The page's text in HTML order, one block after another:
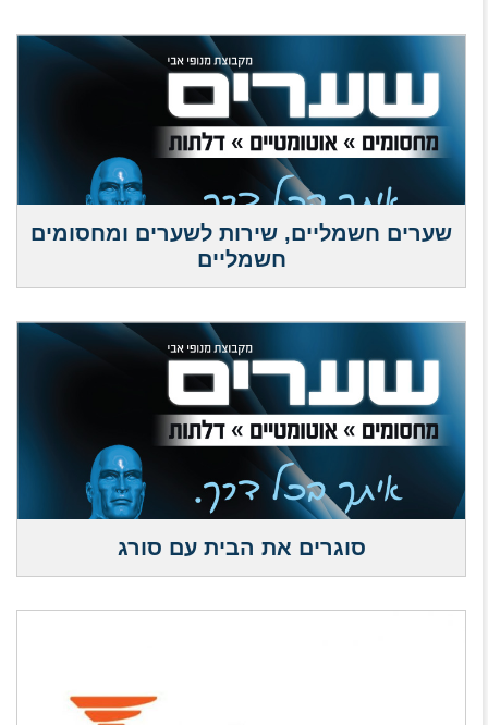
שערים חשמליים, שירות לשערים ומחסומים
חשמליים
סוגרים את הבית עם סורג